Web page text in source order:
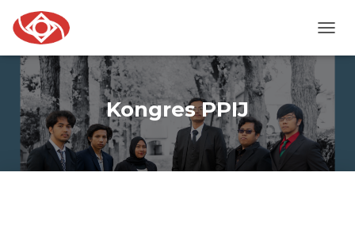
Kongres PPIJ